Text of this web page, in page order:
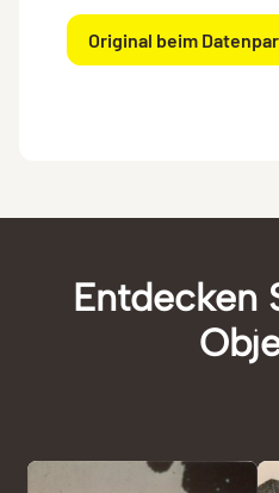
Original beim
Entdecken